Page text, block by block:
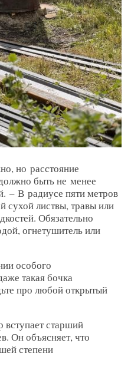
но расстояние
быть не менее
– ​В радиусе пяти метров
сухой листвы, травы или
Обязательно
огнетушитель или
особого
такая бочка
про любой открытый
старший
Он объясняет, что
степени